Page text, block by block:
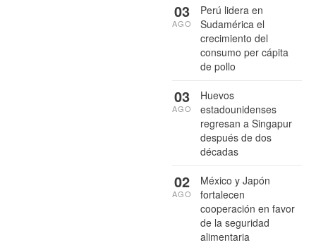
Perú lidera en
Sudamérica el
crecimiento del
consumo per cápita
de pollo
03
AGO
Huevos
estadounidenses
regresan a Singapur
después de dos
décadas
03
AGO
México y Japón
fortalecen
cooperación en favor
de la seguridad
alimentaria
02
AGO